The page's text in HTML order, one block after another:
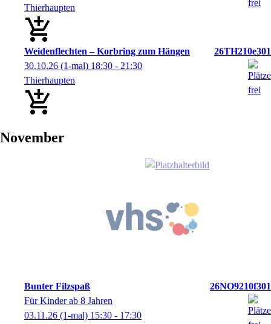
Thierhaupten
Weidenflechten – Korbring zum Hängen
26TH210e301
30.10.26 (1-mal) 18:30 - 21:30
Thierhaupten
November
Bunter Filzspaß
26NO9210f301
Für Kinder ab 8 Jahren
03.11.26 (1-mal) 15:30 - 17:30